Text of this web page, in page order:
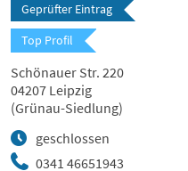
Geprüfter Eintrag
Top Profil
0341 46651943
geschlossen
Schönauer Str. 220
04207 Leipzig
(Grünau-Siedlung)